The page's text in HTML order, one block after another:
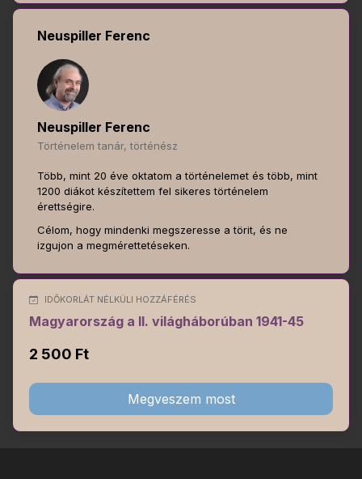
Neuspiller Ferenc
Neuspiller Ferenc
Történelem tanár, történész
Több, mint 20 éve oktatom a történelemet és több, mint
1200 diákot készítettem fel sikeres történelem
érettségire.
Célom, hogy mindenki megszeresse a törit, és ne
izgujon a megmérettetéseken.
IDŐKORLÁT NÉLKÜLI HOZZÁFÉRÉS
Magyarország a II. világháborúban 1941-45
2 500 Ft
Megveszem most